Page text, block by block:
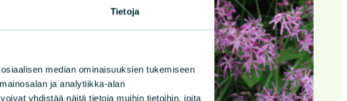
Tietoja
median ominaisuuksien tukemiseen
ja analytiikka-alan
yhdistää näitä tietoja muihin tietoihin, joita